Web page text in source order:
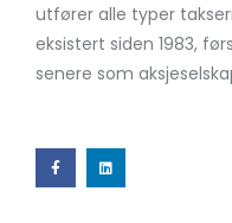
utfører alle typer
eksistert siden 1983,
senere som